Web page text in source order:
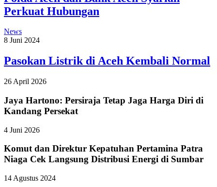
Perkuat Hubungan
News
8 Juni 2024
Pasokan Listrik di Aceh Kembali Normal
26 April 2026
Jaya Hartono: Persiraja Tetap Jaga Harga Diri di
Kandang Persekat
4 Juni 2026
Komut dan Direktur Kepatuhan Pertamina Patra
Niaga Cek Langsung Distribusi Energi di Sumbar
14 Agustus 2024